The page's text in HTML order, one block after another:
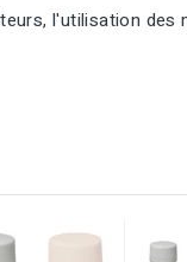
l'utilisation des